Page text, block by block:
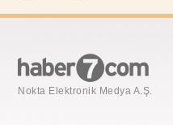
Nokta Elektronik Medya A.Ş.